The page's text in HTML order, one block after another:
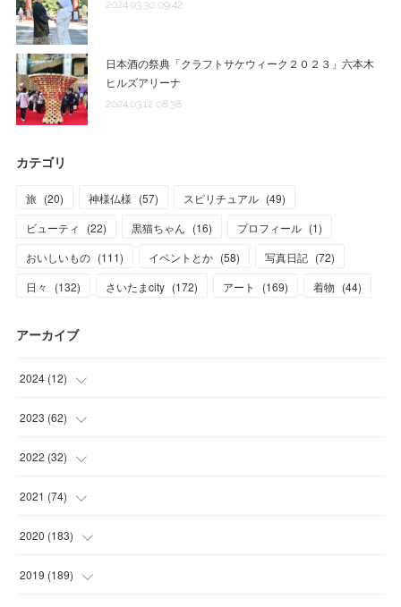
2024.03.30 09:42
日本酒の祭典「クラフトサケウィーク２０２３」六本木
ヒルズアリーナ
2024.03.12 08:38
カテゴリ
旅 (20) 神様仏様 (57) スピリチュアル (49)
ビューティ
(22) 黒猫ちゃん (16) プロフィール (1)
おいしいもの (111) イベントとか (58) 写真日記 (72)
日々
(132) さいたまcity (172) アート (169) 着物 (44)
アーカイブ
2024 (12)
(1
(1
(3
(3)
2023 (62)
(11 )
(3
(7)
(7)
2022 (32)
(1
(3)
(8)
2021 (74)
(17
(7)
2020 (183)
(17
2019 (189)